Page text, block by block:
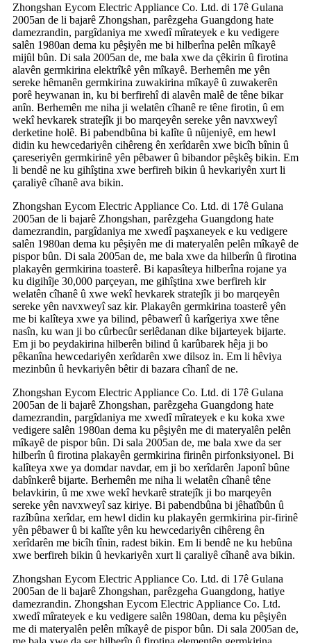
Zhongshan Eycom Electric Appliance Co. Ltd. di 17ê Gulana
2005an de li bajarê Zhongshan, parêzgeha Guangdong hate
damezrandin, pargîdaniya me xwedî mîrateyek e ku vedigere
salên 1980an dema ku pêşiyên me bi hilberîna pelên mîkayê
mijûl bûn. Di sala 2005an de, me bala xwe da çêkirin û firotina
alavên germkirina elektrîkê yên mîkayê. Berhemên me yên
sereke hêmanên germkirina zuwakirina mîkayê û zuwakerên
porê heywanan in, ku bi berfirehî di alavên malê de têne bikar
anîn. Berhemên me niha ji welatên cîhanê re têne firotin, û em
wekî hevkarek stratejîk ji bo marqeyên sereke yên navxweyî
derketine holê. Bi pabendbûna bi kalîte û nûjeniyê, em hewl
didin ku hewcedariyên cihêreng ên xerîdarên xwe bicîh bînin û
çareseriyên germkirinê yên pêbawer û bibandor pêşkêş bikin. Em
li bendê ne ku gihîştina xwe berfireh bikin û hevkariyên xurt li
çaraliyê cîhanê ava bikin.
Zhongshan Eycom Electric Appliance Co. Ltd. di 17ê Gulana
2005an de li bajarê Zhongshan, parêzgeha Guangdong hate
damezrandin, pargîdaniya me xwedî paşxaneyek e ku vedigere
salên 1980an dema ku pêşiyên me di materyalên pelên mîkayê de
pispor bûn. Di sala 2005an de, me bala xwe da hilberîn û firotina
plakayên germkirina toasterê. Bi kapasîteya hilberîna rojane ya
ku digihîje 30,000 parçeyan, me gihîştina xwe berfireh kir
welatên cîhanê û xwe wekî hevkarek stratejîk ji bo marqeyên
sereke yên navxweyî saz kir. Plakayên germkirina toasterê yên
me bi kalîteya xwe ya bilind, pêbawerî û karîgeriya xwe têne
nasîn, ku wan ji bo cûrbecûr serlêdanan dike bijarteyek bijarte.
Em ji bo peydakirina hilberên bilind û karûbarek hêja ji bo
pêkanîna hewcedariyên xerîdarên xwe dilsoz in. Em li hêviya
mezinbûn û hevkariyên bêtir di bazara cîhanî de ne.
Zhongshan Eycom Electric Appliance Co. Ltd. di 17ê Gulana
2005an de li bajarê Zhongshan, parêzgeha Guangdong hate
damezrandin, pargîdaniya me xwedî mîrateyek e ku koka xwe
vedigere salên 1980an dema ku pêşiyên me di materyalên pelên
mîkayê de pispor bûn. Di sala 2005an de, me bala xwe da ser
hilberîn û firotina plakayên germkirina firinên pirfonksiyonel. Bi
kalîteya xwe ya domdar navdar, em ji bo xerîdarên Japonî bûne
dabînkerê bijarte. Berhemên me niha li welatên cîhanê têne
belavkirin, û me xwe wekî hevkarê stratejîk ji bo marqeyên
sereke yên navxweyî saz kiriye. Bi pabendbûna bi jêhatîbûn û
razîbûna xerîdar, em hewl didin ku plakayên germkirina pir-firinê
yên pêbawer û bi kalîte yên ku hewcedariyên cihêreng ên
xerîdarên me bicîh tînin, radest bikin. Em li bendê ne ku hebûna
xwe berfireh bikin û hevkariyên xurt li çaraliyê cîhanê ava bikin.
Zhongshan Eycom Electric Appliance Co. Ltd. di 17ê Gulana
2005an de li bajarê Zhongshan, parêzgeha Guangdong, hatiye
damezrandin. Zhongshan Eycom Electric Appliance Co. Ltd.
xwedî mîrateyek e ku vedigere salên 1980an, dema ku pêşiyên
me di materyalên pelên mîkayê de pispor bûn. Di sala 2005an de,